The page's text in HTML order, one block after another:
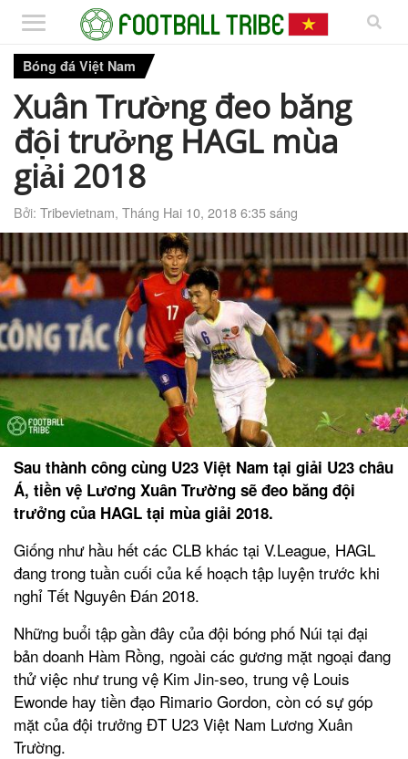
Bóng đá Việt Nam
Xuân Trường đeo băng
đội trưởng HAGL mùa
giải 2018
Bởi: Tribevietnam, Tháng Hai 10, 2018 6:35 sáng
Sau thành công cùng U23 Việt Nam tại giải U23 châu
Á, tiền vệ Lương Xuân Trường sẽ đeo băng đội
trưởng của HAGL tại mùa giải 2018.
Giống như hầu hết các CLB khác tại V.League, HAGL
đang trong tuần cuối của kế hoạch tập luyện trước khi
nghỉ Tết Nguyên Đán 2018.
Những buổi tập gần đây của đội bóng phố Núi tại đại
bản doanh Hàm Rồng, ngoài các gương mặt ngoại đang
thử việc như trung vệ Kim Jin-seo, trung vệ Louis
Ewonde hay tiền đạo Rimario Gordon, còn có sự góp
mặt của đội trưởng ĐT U23 Việt Nam Lương Xuân
Trường.